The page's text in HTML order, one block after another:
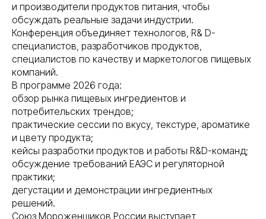
и производители продуктов питания, чтобы
обсуждать реальные задачи индустрии.
Конференция объединяет технологов, R& D-
специалистов, разработчиков продуктов,
специалистов по качеству и маркетологов пищевых
компаний.
В программе 2026 года:
обзор рынка пищевых ингредиентов и
потребительских трендов;
практические сессии по вкусу, текстуре, ароматике
и цвету продукта;
кейсы разработки продуктов и работы R&D-команд;
обсуждение требований ЕАЭС и регуляторной
практики;
дегустации и демонстрации ингредиентных
решений.
Союз Мороженщиков России выступает